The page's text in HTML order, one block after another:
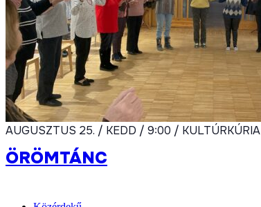
AUGUSZTUS 25. / KEDD / 9:00 / KULTÚRKÚRIA
ÖRÖMTÁNC